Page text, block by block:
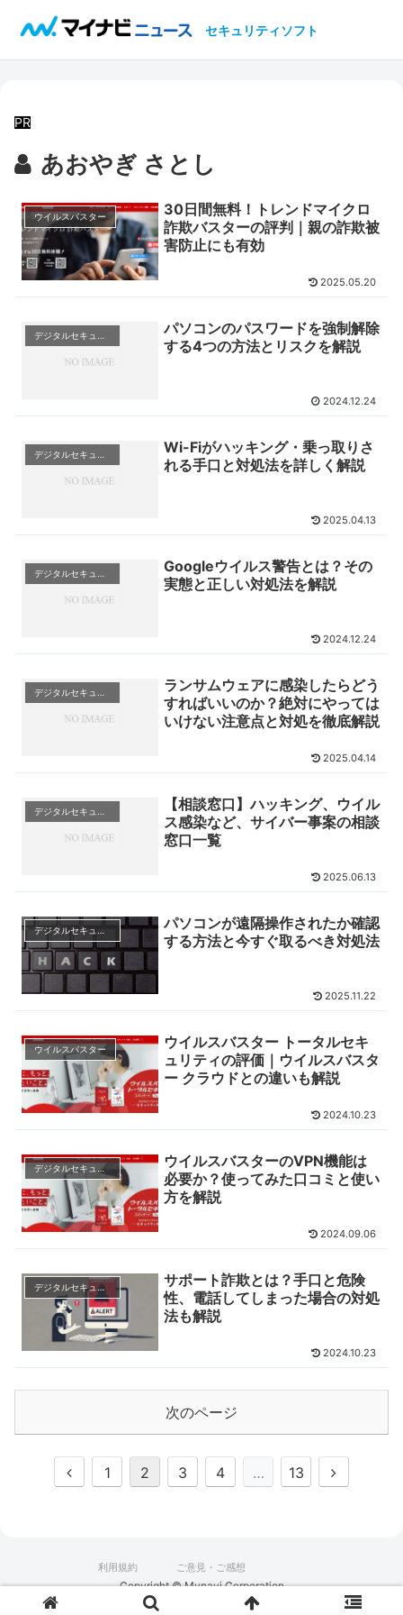
セキュリティソフト
PR
あおやぎ さとし
ウイルスバスター
30日間無料！トレンドマイクロ
詐欺バスターの評判｜親の詐欺被
害防止にも有効
2025.05.20
パソコンのパスワードを強制解除
する4つの方法とリスクを解説
2024.12.24
Wi-Fiがハッキング・乗っ取りさ
れる手口と対処法を詳しく解説
2025.04.13
Googleウイルス警告とは？その
実態と正しい対処法を解説
2024.12.24
ランサムウェアに感染したらどう
すればいいのか？絶対にやっては
いけない注意点と対処を徹底解説
2025.04.14
【相談窓口】ハッキング、ウイル
ス感染など、サイバー事案の相談
窓口一覧
2025.06.13
デジタルセキュリティの基礎知識
パソコンが遠隔操作されたか確認
する方法と今すぐ取るべき対処法
2025.11.22
ウイルスバスター
ウイルスバスター トータルセキ
ュリティの評価｜ウイルスバスタ
ー クラウドとの違いも解説
2024.10.23
デジタルセキュリティの基礎知識
ウイルスバスターのVPN機能は
必要か？使ってみた口コミと使い
方を解説
2024.09.06
デジタルセキュリティの基礎知識
サポート詐欺とは？手口と危険
性、電話してしまった場合の対処
法も解説
2024.10.23
次のページ
前
1 2 3 4 … 13
次
利用規約 ご意見・ご感想
Copyright © Mynavi Corporation